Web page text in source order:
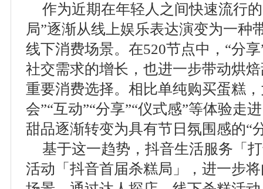
作为近期在年轻人之间快速流行
局”逐渐从线上娱乐表达演变为一种
线下消费场景。在520节点中，“分
社交需求的增长，也进一步带动烘
重要消费选择。相比单纯购买蛋糕
会”“互动”“分享”“仪式感”等体验走
甜品逐渐转变为具有节日氛围感的“
基于这一趋势，抖音生活服务「
活动「抖音首届杀糕局」，进一步